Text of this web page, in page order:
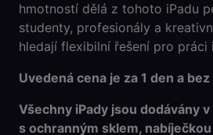
t
v
í
hmotností dělá z tohoto iPadu
studenty, profesionály a
hledají flexibilní řešení pro práci
Uvedená cena je za 1 den a bez
Všechny iPady jsou dodávány
s ochranným sklem, nabíječkou